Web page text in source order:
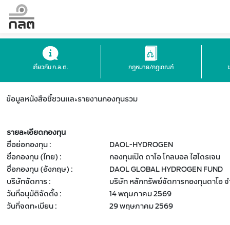
เกี่ยวกับ ก.ล.ต. กฎหมาย/กฎเกณฑ์
ข้อมูลหนังสือชี้ชวนและรายงานกองทุนรวม
รายละเอียดกองทุน
ชื่อย่อกองทุน :
DAOL-HYDROGEN
ชื่อกองทุน (ไทย) :
กองทุนเปิด ดาโอ โกลบอล ไฮโดรเจน
ชื่อกองทุน (อังกฤษ) :
DAOL GLOBAL HYDROGEN FUND
บริษัทจัดการ :
บริษัท หลักทรัพย์จัดการกองทุนดาโอ
วันที่อนุมัติจัดตั้ง :
14 พฤษภาคม 2569
วันที่จดทะเบียน :
29 พฤษภาคม 2569